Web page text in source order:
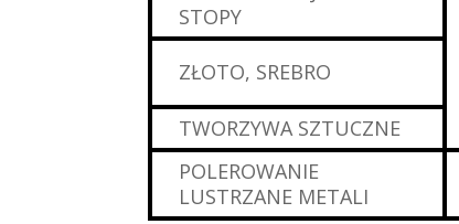
STOPY
ZŁOTO, SREBRO
TWORZYWA SZTUCZNE
POLEROWANIE
LUSTRZANE METALI